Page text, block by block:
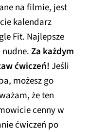
na filmie, jest
kalendarz
Fit. Najlepsze
Za każdym
ćwiczeń!Jeśli
możesz go
że ten
cenny w
ćwiczeń po